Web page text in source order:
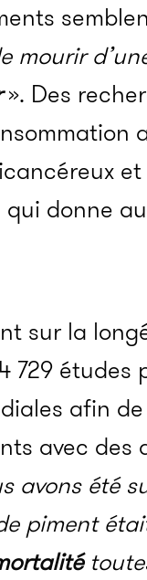
mourir
». Des
donne
sur la
729 études
afin
avec des
avons été
piment